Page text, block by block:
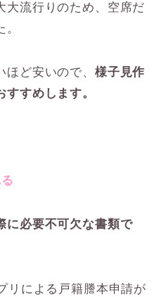
大流行りのため、空席だ
ど安いので、 様子見作
すめします。
に必要不可欠な書類で
リによる戸籍謄本申請が